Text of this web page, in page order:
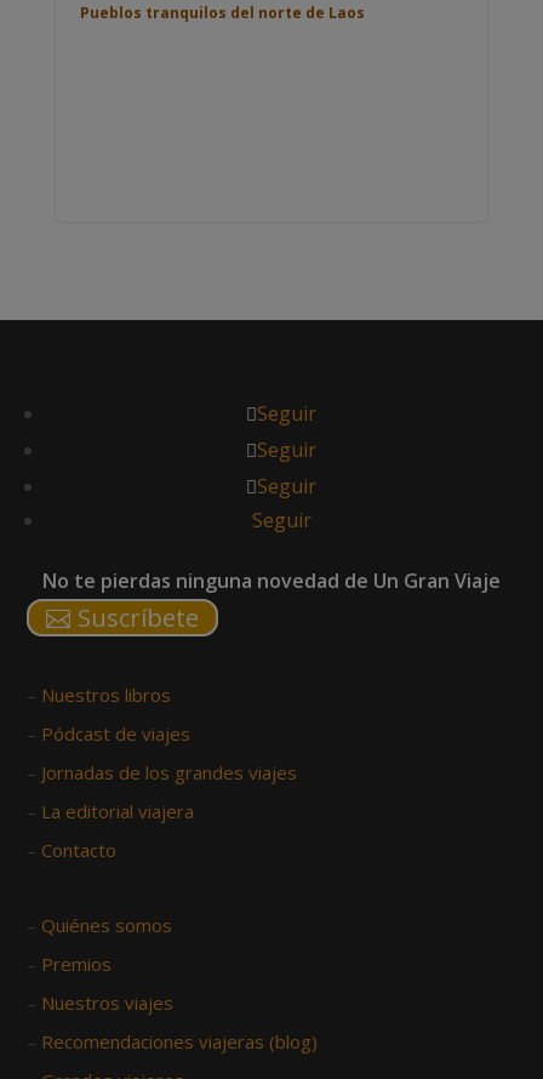
Pueblos tranquilos del norte de Laos
Seguir
Seguir
Seguir
Seguir
No te pierdas ninguna novedad de Un Gran Viaje
Suscríbete
– Nuestros libros
– Pódcast de viajes
– Jornadas de los grandes viajes
– La editorial viajera
– Contacto
– Quiénes somos
– Premios
– Nuestros viajes
– Recomendaciones viajeras (blog)